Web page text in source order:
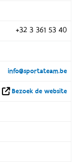
+32 3 361 53 40
info@sportateam.be
Bezoek de website